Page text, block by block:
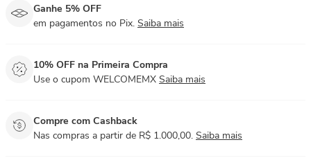
Ganhe 5% OFF
em pagamentos no Pix. Saiba mais
10% OFF na Primeira Compra
Use o cupom WELCOMEMX Saiba mais
Compre com Cashback
Nas compras a partir de R$ 1.000,00. Saiba mais